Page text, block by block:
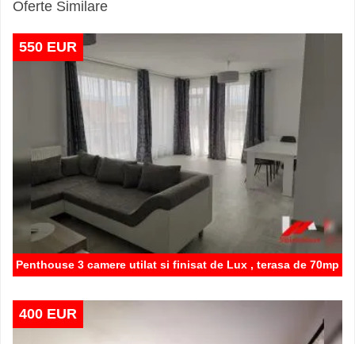
Oferte Similare
550 EUR
Penthouse 3 camere utilat si finisat de Lux , terasa de 70mp
400 EUR